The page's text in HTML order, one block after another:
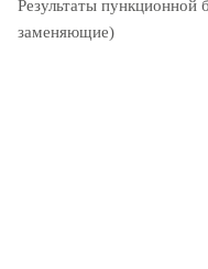
Результаты пункционной
заменяющие)